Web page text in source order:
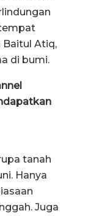
Atiq,
di bumi.
tanah
Hanya
Juga